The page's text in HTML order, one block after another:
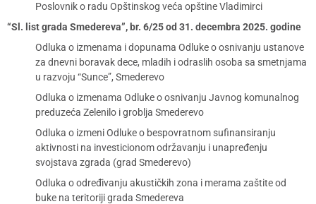
Poslovnik o radu Opštinskog veća opštine Vladimirci
“Sl. list grada Smedereva”, br. 6/25 od 31. decembra 2025. godine
Odluka o izmenama i dopunama Odluke o osnivanju ustanove
za dnevni boravak dece, mladih i odraslih osoba sa smetnjama
u razvoju “Sunce”, Smederevo
Odluka o izmenama Odluke o osnivanju Javnog komunalnog
preduzeća Zelenilo i groblja Smederevo
Odluka o izmeni Odluke o bespovratnom sufinansiranju
aktivnosti na investicionom održavanju i unapređenju
svojstava zgrada (grad Smederevo)
Odluka o određivanju akustičkih zona i merama zaštite od
buke na teritoriji grada Smedereva